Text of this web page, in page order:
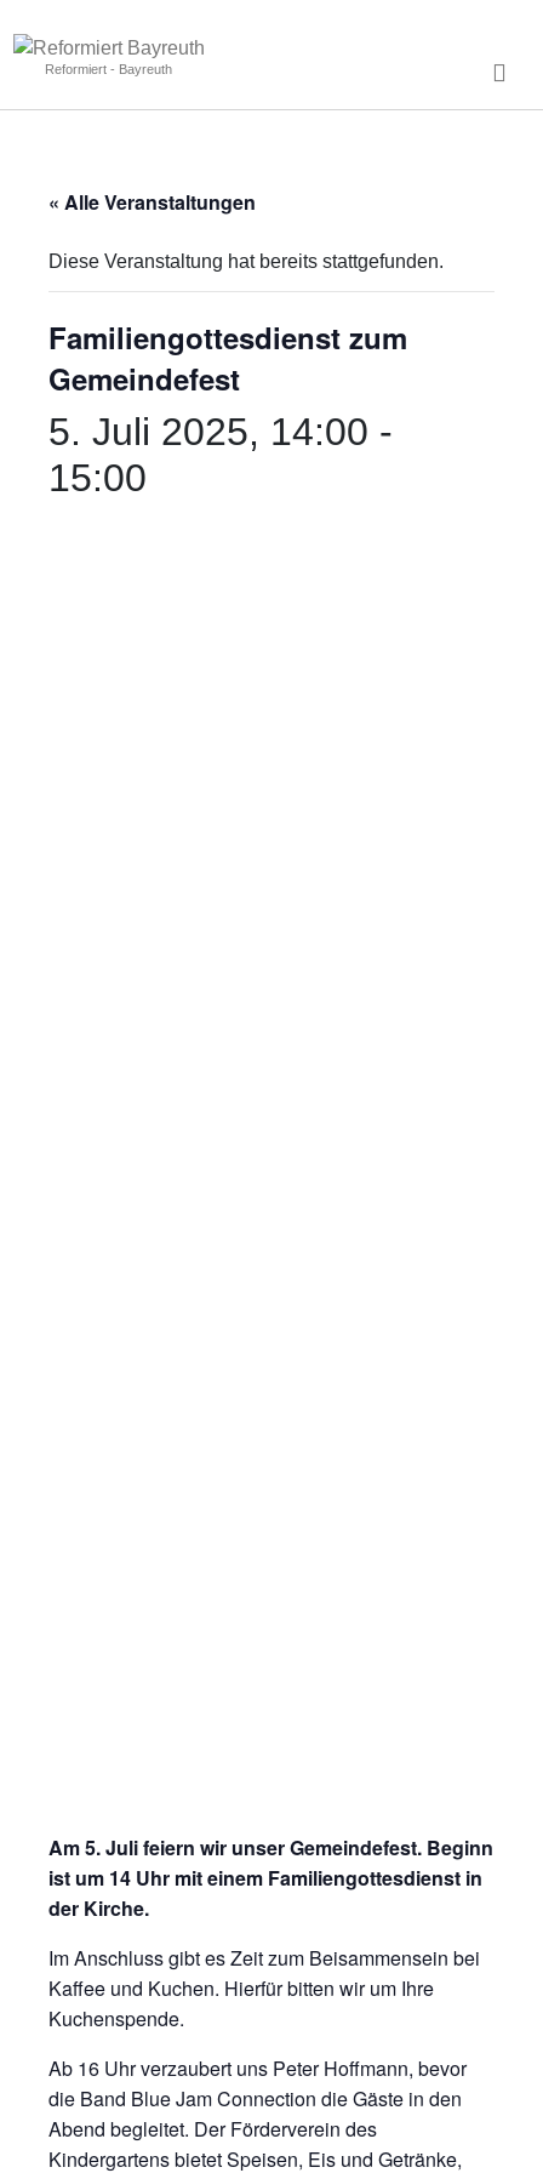
Reformiert - Bayreuth
« Alle Veranstaltungen
Diese Veranstaltung hat bereits stattgefunden.
Familiengottesdienst zum
Gemeindefest
5. Juli 2025, 14:00 -
15:00
Am 5. Juli feiern wir unser Gemeindefest. Beginn
ist um 14 Uhr mit einem Familiengottesdienst in
der Kirche.
Im Anschluss gibt es Zeit zum Beisammensein bei
Kaffee und Kuchen. Hierfür bitten wir um Ihre
Kuchenspende.
Ab 16 Uhr verzaubert uns Peter Hoffmann, bevor
die Band Blue Jam Connection die Gäste in den
Abend begleitet. Der Förderverein des
Kindergartens bietet Speisen, Eis und Getränke,